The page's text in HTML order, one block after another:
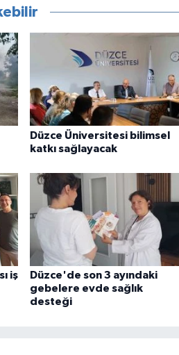
Düzce Üniversitesi bilimsel
katkı sağlayacak
iş
Düzce'de son 3 ayındaki
gebelere evde sağlık
desteği